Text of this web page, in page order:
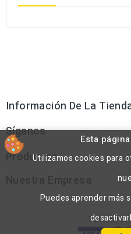
Información De La
Síganos
Productos
Nuestra Empresa
Esta
Utilizamos cookies para
Puedes aprender más